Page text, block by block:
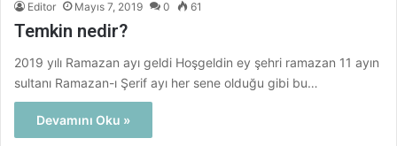
Editor Mayıs 7, 2019 0 61
Temkin nedir?
2019 yılı Ramazan ayı geldi Hoşgeldin ey şehri ramazan 11 ayın
sultanı Ramazan-ı Şerif ayı her sene olduğu gibi bu…
Devamını Oku »